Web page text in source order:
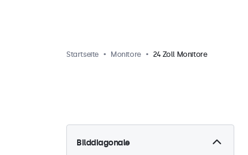
Startseite Monitore 24 Zoll Monitore
Bilddiagonale